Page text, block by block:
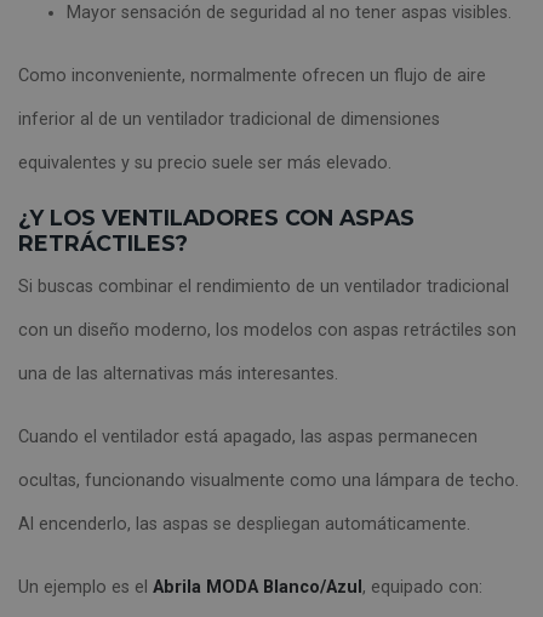
Mayor sensación de seguridad al no tener aspas visibles.
Como inconveniente, normalmente ofrecen un flujo de aire
inferior al de un ventilador tradicional de dimensiones
equivalentes y su precio suele ser más elevado.
¿Y LOS VENTILADORES CON ASPAS
RETRÁCTILES?
Si buscas combinar el rendimiento de un ventilador tradicional
con un diseño moderno, los modelos con aspas retráctiles son
una de las alternativas más interesantes.
Cuando el ventilador está apagado, las aspas permanecen
ocultas, funcionando visualmente como una lámpara de techo.
Al encenderlo, las aspas se despliegan automáticamente.
Un ejemplo es el Abrila MODA Blanco/Azul , equipado con: